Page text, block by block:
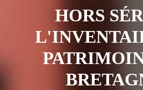
HORS